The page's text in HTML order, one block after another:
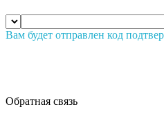
Вам будет отправлен код
Обратная связь